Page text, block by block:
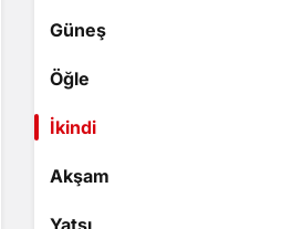
Güneş
Öğle
İkindi
Akşam
Yatsı